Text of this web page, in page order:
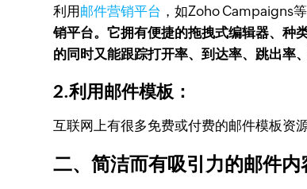
利用 邮件营销平台 ，如Zoho Campaigns
销平台。它拥有便捷的拖拽式编辑器、种
的同时又能跟踪打开率、到达率、跳出率
2.利用邮件模板：
互联网上有很多免费或付费的邮件模板资
二、简洁而有吸引力的邮件内